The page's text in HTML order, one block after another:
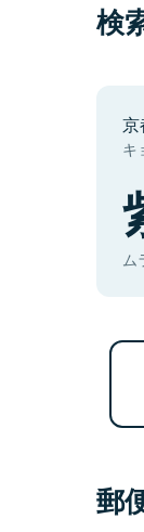
検
京
キ
ム
郵